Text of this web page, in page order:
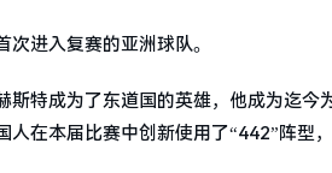
进入复赛的亚洲球队。
特成为了东道国的英雄，他成为迄今
在本届比赛中创新使用了“442”阵型